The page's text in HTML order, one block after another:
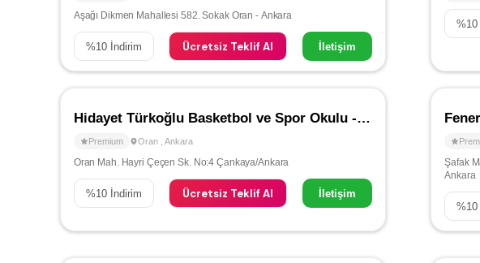
Aşağı Dikmen Mahallesi 582. Sokak Oran - Ankara
%10İndirim Ücretsiz Teklif Al İletişim
%10
Hidayet Türkoğlu Basketbol ve Spor Okulu - Oran
Premium Oran Ankara
Oran Mah. Hayri Çeçen Sk. No:4 Çankaya/Ankara
%10İndirim Ücretsiz Teklif Al İletişim
Şafak
Ankara
%10